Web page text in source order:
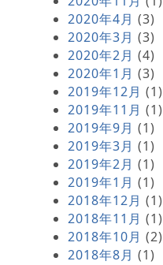
2020年4月 (3)
2020年3月 (3)
2020年2月 (4)
2020年1月 (3)
2019年12月 (1)
2019年11月 (1)
2019年9月 (1)
2019年3月 (1)
2019年2月 (1)
2019年1月 (1)
2018年12月 (1)
2018年11月 (1)
2018年10月 (2)
2018年8月 (1)